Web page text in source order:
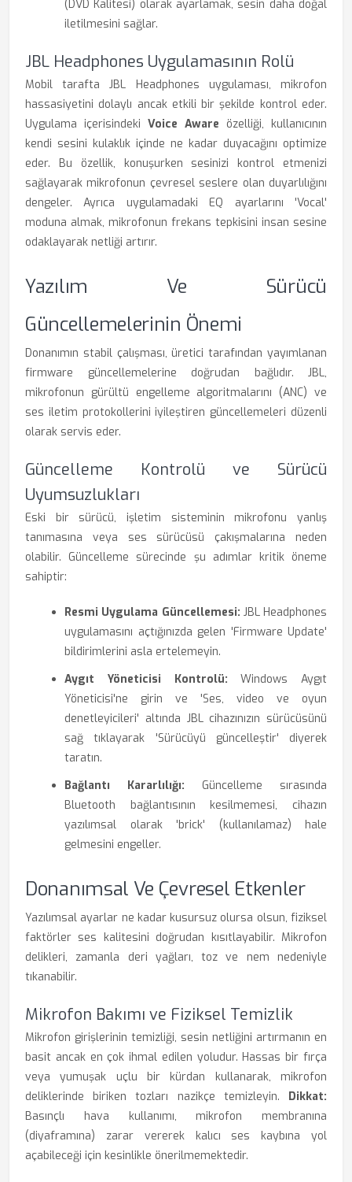
(DVD Kalitesi) olarak ayarlamak, sesin daha doğal
iletilmesini sağlar.
JBL Headphones Uygulamasının Rolü
Mobil tarafta JBL Headphones uygulaması, mikrofon
hassasiyetini dolaylı ancak etkili bir şekilde kontrol eder.
Uygulama içerisindeki Voice Aware özelliği, kullanıcının
kendi sesini kulaklık içinde ne kadar duyacağını optimize
eder. Bu özellik, konuşurken sesinizi kontrol etmenizi
sağlayarak mikrofonun çevresel seslere olan duyarlılığını
dengeler. Ayrıca uygulamadaki EQ ayarlarını 'Vocal'
moduna almak, mikrofonun frekans tepkisini insan sesine
odaklayarak netliği artırır.
Yazılım Ve Sürücü
Güncellemelerinin Önemi
Donanımın stabil çalışması, üretici tarafından yayımlanan
firmware güncellemelerine doğrudan bağlıdır. JBL,
mikrofonun gürültü engelleme algoritmalarını (ANC) ve
ses iletim protokollerini iyileştiren güncellemeleri düzenli
olarak servis eder.
Güncelleme Kontrolü ve Sürücü
Uyumsuzlukları
Eski bir sürücü, işletim sisteminin mikrofonu yanlış
tanımasına veya ses sürücüsü çakışmalarına neden
olabilir. Güncelleme sürecinde şu adımlar kritik öneme
sahiptir:
Resmi Uygulama Güncellemesi: JBL Headphones
uygulamasını açtığınızda gelen 'Firmware Update'
bildirimlerini asla ertelemeyin.
Aygıt Yöneticisi Kontrolü: Windows Aygıt
Yöneticisi'ne girin ve 'Ses, video ve oyun
denetleyicileri' altında JBL cihazınızın sürücüsünü
sağ tıklayarak 'Sürücüyü güncelleştir' diyerek
taratın.
Bağlantı Kararlılığı: Güncelleme sırasında
Bluetooth bağlantısının kesilmemesi, cihazın
yazılımsal olarak 'brick' (kullanılamaz) hale
gelmesini engeller.
Donanımsal Ve Çevresel Etkenler
Yazılımsal ayarlar ne kadar kusursuz olursa olsun, fiziksel
faktörler ses kalitesini doğrudan kısıtlayabilir. Mikrofon
delikleri, zamanla deri yağları, toz ve nem nedeniyle
tıkanabilir.
Mikrofon Bakımı ve Fiziksel Temizlik
Mikrofon girişlerinin temizliği, sesin netliğini artırmanın en
basit ancak en çok ihmal edilen yoludur. Hassas bir fırça
veya yumuşak uçlu bir kürdan kullanarak, mikrofon
deliklerinde biriken tozları nazikçe temizleyin. Dikkat:
Basınçlı hava kullanımı, mikrofon membranına
(diyaframına) zarar vererek kalıcı ses kaybına yol
açabileceği için kesinlikle önerilmemektedir.